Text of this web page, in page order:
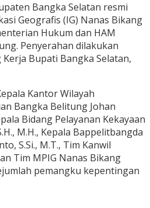
Bangka Selatan resmi
Geografis (IG) Nanas Bikang
Hukum dan HAM
Penyerahan dilakukan
Bupati Bangka Selatan,
Kantor Wilayah
Bangka Belitung Johan
Bidang Pelayanan Kekayaan
M.H., Kepala Bappelitbangda
S.Si., M.T., Tim Kanwil
Tim MPIG Nanas Bikang
pemangku kepentingan